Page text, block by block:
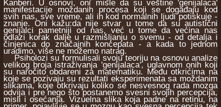
Kanberi. U osnovi, oni misle da su veštine 'genijalaca'
manifestacije moždanih procesa koji se događaju kod
svih nas, sve vreme, ali ih kod normalnih ljudi potiskuje -
znanje. Oni kažu:da nije stvar u tome da su autistični
genijalci pametniji od nas, već u tome da većina nas
odlazi korak dalje u razmišljanju o svemu - od detalja i
činjenica do značajnih koncepata - a kada to jednom
uradimo, više ne možemo natrag.
Psiholozi su formulisali svoju teoriju na osnovu analize
velikog broja istraživanja 'genijalaca', uglavnom onih koji
su naročito obdareni za matematiku. Među otkrićima na
koje se pozivaju su rezultati eksperimenata sa moždanim
slikama, koje otkrivaju koliko se nesvesnog rada mozga
odvija i pre nego što postanemo svesni svojih percepcija,
misli i osećanja. Vizuelna slika koja padne na retinu, na